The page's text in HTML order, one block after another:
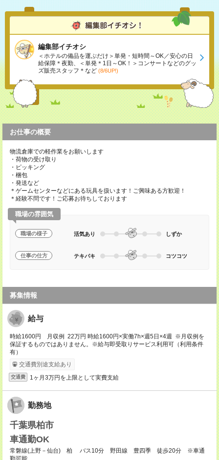
編集部イチオシ
＜ホテルの備品を運ぶだけ＞単発・短時間～OK／安心の日
給保障＊夜勤、＜単発＊1日～OK！＞コンサートなどのグッ
ズ販売スタッフ＊など (8/6UP!)
お仕事の概要
物流倉庫での軽作業をお願いします
・荷物の受け取り
・ピッキング
・梱包
・発送など
＊ゲームセンターなどにある玩具を扱います！ご興味ある方歓迎！
＊経験不問です！ご応募お待ちしております
職場の雰囲気
職場の様子 活気あり しずか
仕事の仕方 テキパキ コツコツ
募集情報
給与
時給1600円 月収例 22万円 時給1600円×実働7h×週5日×4週 ※月収例を
保証するものではありません。※給与即受取りサービス利用可（利用条件
有）
交通費別途支給あり
交通費 1ヶ月3万円を上限として実費支給
勤務地
千葉県柏市
車通勤OK
常磐線(上野－仙台) 柏 バス10分 野田線 豊四季 徒歩20分 ※車通
勤可能